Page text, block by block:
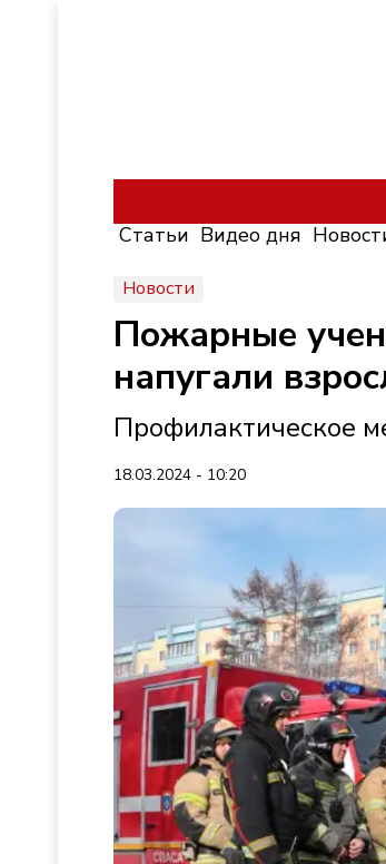
Статьи Видео дня
Новости
Пожарные
напугали
Профилактическое
18.03.2024 - 10:20